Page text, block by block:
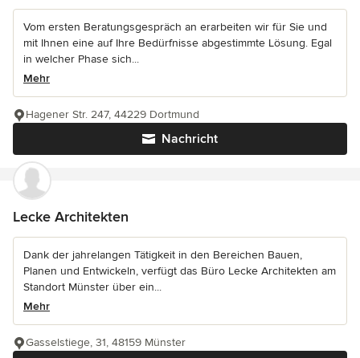
Vom ersten Beratungsgespräch an erarbeiten wir für Sie und
mit Ihnen eine auf Ihre Bedürfnisse abgestimmte Lösung. Egal
in welcher Phase sich...
Mehr
Nachricht
Hagener Str. 247, 44229 Dortmund
Lecke Architekten
Dank der jahrelangen Tätigkeit in den Bereichen Bauen,
Planen und Entwickeln, verfügt das Büro Lecke Architekten am
Standort Münster über ein...
Mehr
Gasselstiege, 31, 48159 Münster